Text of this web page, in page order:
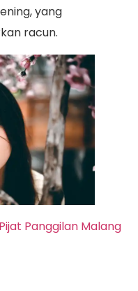
yang
racun.
Panggilan Malang